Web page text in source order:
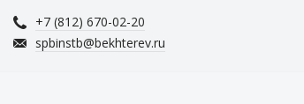
+7 (812) 670-02-20
spbinstb@bekhterev.ru